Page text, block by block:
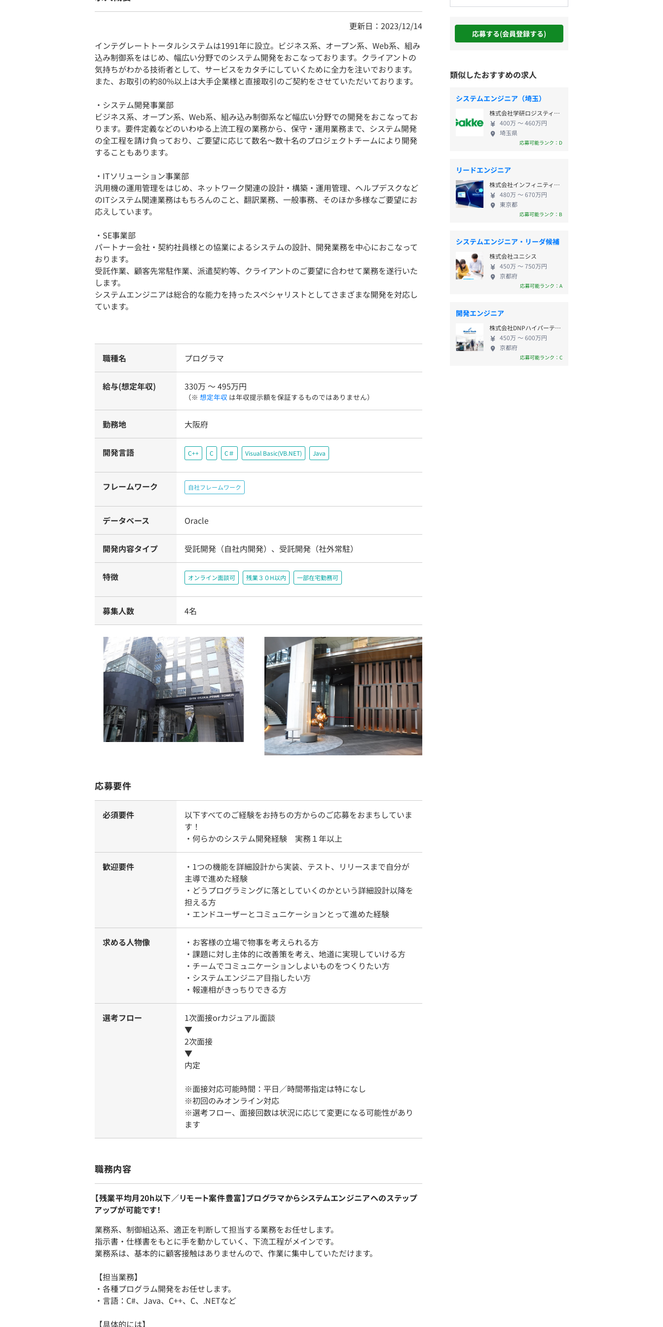
更新日：2023/12/14
インテグレートトータルシステムは1991年に設立。ビジネス系、オープン系、Web系、組み
込み制御系をはじめ、幅広い分野でのシステム開発をおこなっております。クライアントの
気持ちがわかる技術者として、サービスをカタチにしていくために全力を注いでおります。
また、お取引の約80%以上は大手企業様と直接取引のご契約をさせていただいております。
・システム開発事業部
ビジネス系、オープン系、Web系、組み込み制御系など幅広い分野での開発をおこなってお
ります。要件定義などのいわゆる上流工程の業務から、保守・運用業務まで、システム開発
の全工程を請け負っており、ご要望に応じて数名～数十名のプロジェクトチームにより開発
することもあります。
・ITソリューション事業部
汎用機の運用管理をはじめ、ネットワーク関連の設計・構築・運用管理、ヘルプデスクなど
のITシステム関連業務はもちろんのこと、翻訳業務、一般事務、そのほか多様なご要望にお
応えしています。
・SE事業部
パートナー会社・契約社員様との協業によるシステムの設計、開発業務を中心におこなって
おります。
受託作業、顧客先常駐作業、派遣契約等、クライアントのご要望に合わせて業務を遂行いた
します。
システムエンジニアは総合的な能力を持ったスペシャリストとしてさまざまな開発を対応し
ています。
職種名 プログラマ
給与(想定年収) 330万 〜 495万円
（※ 想定年収 は年収提示額を保証するものではありません）
勤務地 大阪府
開発言語 C++ C C＃ Visual Basic(VB.NET) Java
フレームワーク 自社フレームワーク
データベース Oracle
開発内容タイプ 受託開発（自社内開発）、受託開発（社外常駐）
特徴 オンライン面談可 残業３０H以内 一部在宅勤務可
募集人数 4名
応募要件
必須要件
以下すべてのご経験をお持ちの方からのご応募をおまちしていま
す！
・何らかのシステム開発経験 実務１年以上
歓迎要件
・1つの機能を詳細設計から実装、テスト、リリースまで自分が
主導で進めた経験
・どうプログラミングに落としていくのかという詳細設計以降を
担える方
・エンドユーザーとコミュニケーションとって進めた経験
求める人物像
・お客様の立場で物事を考えられる方
・課題に対し主体的に改善策を考え、地道に実現していける方
・チームでコミュニケーションしよいものをつくりたい方
・システムエンジニア目指したい方
・報連相がきっちりできる方
選考フロー
1次面接orカジュアル面談
▼
2次面接
▼
内定
※面接対応可能時間：平日／時間帯指定は特になし
※初回のみオンライン対応
※選考フロー、面接回数は状況に応じて変更になる可能性があり
ます
職務内容
【残業平均月20h以下／リモート案件豊富】プログラマからシステムエンジニアへのステップ
アップが可能です！
業務系、制御組込系、適正を判断して担当する業務をお任せします。
指示書・仕様書をもとに手を動かしていく、下流工程がメインです。
業務系は、基本的に顧客接触はありませんので、作業に集中していただけます。
【担当業務】
・各種プログラム開発をお任せします。
・言語：C#、Java、C++、C、.NETなど
【具体的には】
応募する(会員登録する)
類似したおすすめの求人
システムエンジニア（埼玉）
株式会社学研ロジスティクス
400万 〜 460万円
埼玉県
応募可能ランク：D
リードエンジニア
株式会社インフィニティエージェント
480万 〜 670万円
東京都
応募可能ランク：B
システムエンジニア・リーダ候補
株式会社ユニシス
450万 〜 750万円
京都府
応募可能ランク：A
開発エンジニア
株式会社DNPハイパーテック
450万 〜 600万円
京都府
応募可能ランク：C